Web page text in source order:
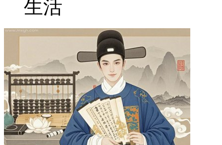
生活